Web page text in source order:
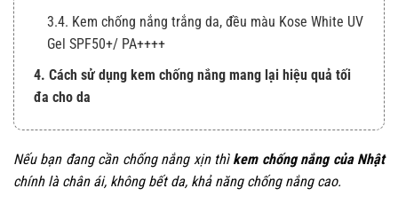
3.4. Kem chống nắng trắng da, đều màu Kose White UV
Gel SPF50+/ PA++++
4. Cách sử dụng kem chống nắng mang lại hiệu quả tối
đa cho da
Nếu bạn đang cần chống nắng xịn thì kem chống nắng của Nhật
chính là chân ái, không bết da, khả năng chống nắng cao.